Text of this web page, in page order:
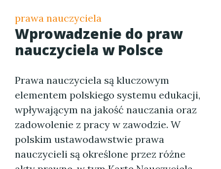
prawa nauczyciela
Wprowadzenie do praw
nauczyciela w Polsce
Prawa nauczyciela są kluczowym
elementem polskiego systemu edukacji,
wpływającym na jakość nauczania oraz
zadowolenie z pracy w zawodzie. W
polskim ustawodawstwie prawa
nauczycieli są określone przez różne